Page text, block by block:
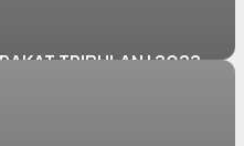
TRIBULAN I 2022